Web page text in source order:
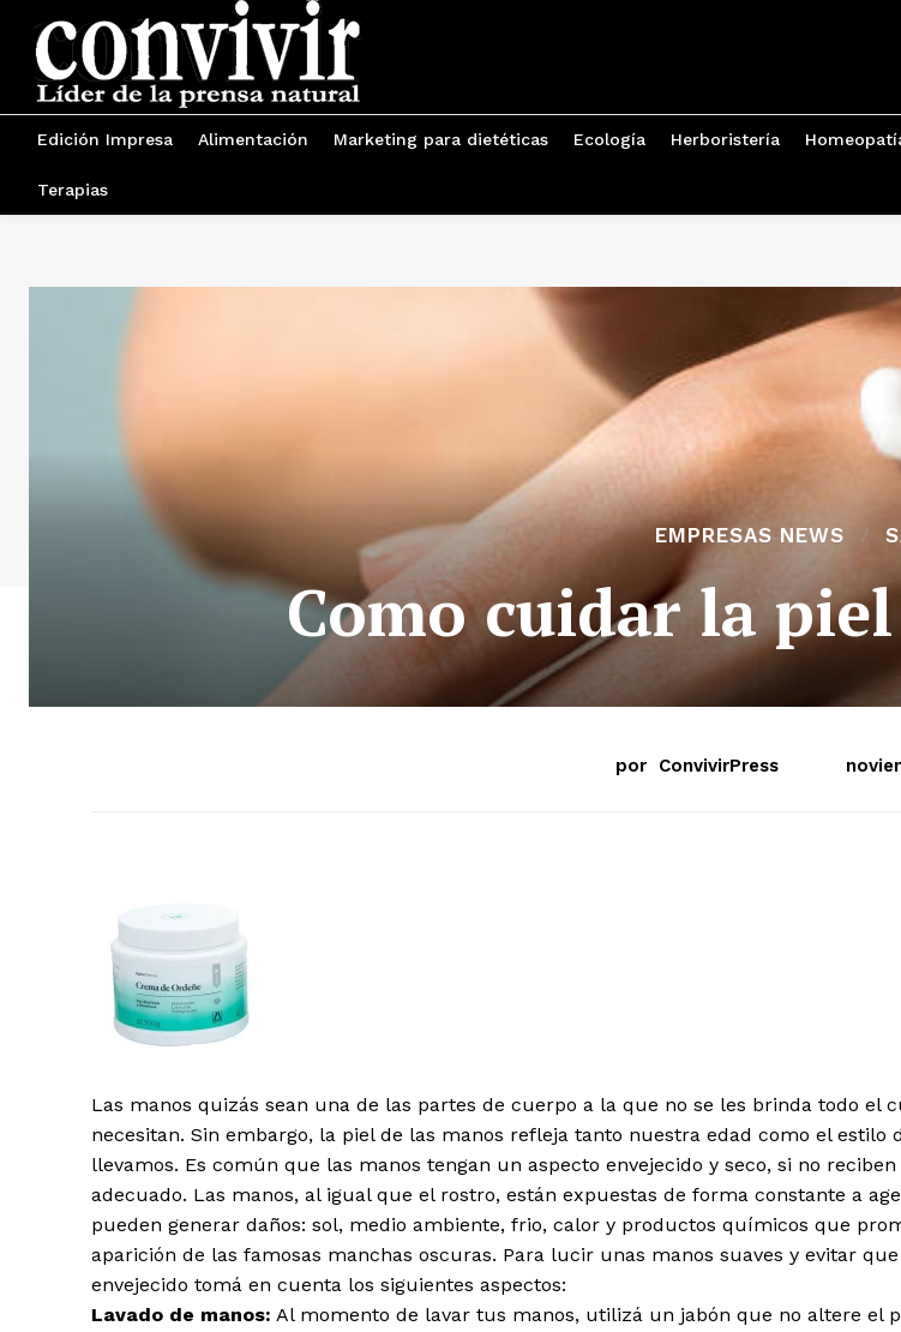
Edición Impresa Alimentación Marketing para dietéticas Ecología Herboristería
Terapias
EMPRESAS NEWS
Como cuidar la
por ConvivirPress
Las manos quizás sean una de las partes de cuerpo a la que no se les brinda todo el
necesitan. Sin embargo, la piel de las manos refleja tanto nuestra edad como el estilo
llevamos. Es común que las manos tengan un aspecto envejecido y seco, si no
adecuado. Las manos, al igual que el rostro, están expuestas de forma constante a
pueden generar daños: sol, medio ambiente, frio, calor y productos químicos que
aparición de las famosas manchas oscuras. Para lucir unas manos suaves y evitar
envejecido tomá en cuenta los siguientes aspectos:
Lavado de manos: Al momento de lavar tus manos, utilizá un jabón que no altere el